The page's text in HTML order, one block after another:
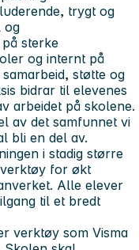
trygt og
og
sterke
og internt på
støtte og
bidrar til elevenes
arbeidet på skolene.
av det samfunnet vi
bli en del av.
i stadig større
verktøy for økt
Alle elever
til et bredt
verktøy som Visma